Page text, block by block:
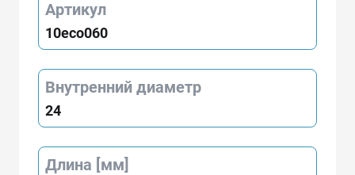
Артикул
10eco060
Внутренний диаметр
24
Длина [мм]